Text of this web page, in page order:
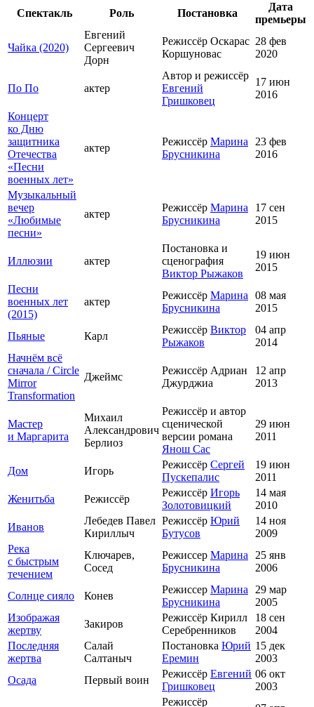
Спектакль Роль Постановка
Дата
премьеры
Чайка (2020)
Евгений
Сергеевич
Дорн
Режиссёр Оскарас
Коршуновас
28 фев
2020
По По актер
Автор и режиссёр
Евгений
Гришковец
17 июн
2016
Концерт
ко Дню
защитника
Отечества
«Песни
военных лет»
актер
Режиссёр Марина
Брусникина
23 фев
2016
Музыкальный
вечер
«Любимые
песни»
актер
Режиссёр Марина
Брусникина
17 сен
2015
Иллюзии актер
Постановка и
сценография
Виктор Рыжаков
19 июн
2015
Песни
военных лет
(2015)
актер
Режиссёр Марина
Брусникина
08 мая
2015
Пьяные Карл
Режиссёр Виктор
Рыжаков
04 апр
2014
Начнём всё
сначала / Circle
Mirror
Transformation
Джеймс
Режиссёр Адриан
Джурджиа
12 апр
2013
Мастер
и Маргарита
Михаил
Александрович
Берлиоз
Режиссёр и автор
сценической
версии романа
Янош Сас
29 июн
2011
Дом Игорь
Режиссёр Сергей
Пускепалис
19 июн
2011
Женитьба
Режиссёр
Режиссёр Игорь
Золотовицкий
14 мая
2010
Иванов
Лебедев Павел
Кириллыч
Режиссёр Юрий
Бутусов
14 ноя
2009
Река
с быстрым
течением
Ключарев,
Сосед
Режиссер Марина
Брусникина
25 янв
2006
Солнце сияло Конев
Режиссер Марина
Брусникина
29 мар
2005
Изображая
жертву
Закиров
Режиссёр Кирилл
Серебренников
18 сен
2004
Последняя
жертва
Салай
Салтаныч
Постановка Юрий
Еремин
15 дек
2003
Осада
Первый воин
Режиссёр Евгений
Гришковец
06 окт
2003
Режиссёр